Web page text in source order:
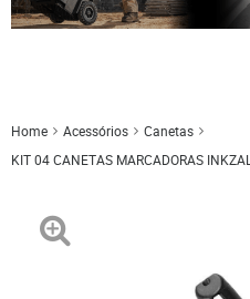
Home Acessórios
Canetas
KIT 04 CANETAS MARCADORAS